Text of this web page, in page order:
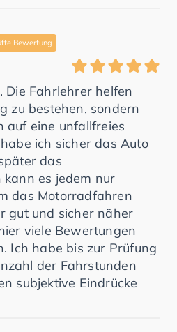
Bewertung
Die Fahrlehrer helfen
zu bestehen, sondern
auf eine unfallfreies
ich sicher das Auto
das
es jedem nur
das Motorradfahren
gut und sicher näher
viele Bewertungen
Ich habe bis zur Prüfung
der Fahrstunden
subjektive Eindrücke